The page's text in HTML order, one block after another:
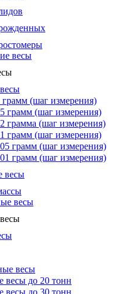
весы
грамм (шаг измерения)
грамм (шаг измерения)
грамма (шаг измерения)
грамм (шаг измерения)
грамм (шаг измерения)
грамм (шаг измерения)
весы
весы
весы
весы до 20 тонн
весы до 30 тонн